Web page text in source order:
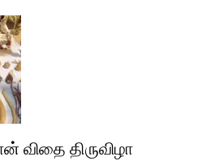
விதை திருவிழா